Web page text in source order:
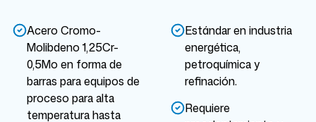
Acero Cromo-
Molibdeno 1,25Cr-
0,5Mo en forma de
barras para equipos de
proceso para alta
temperatura hasta
Estándar en industria
energética,
petroquímica y
refinación.
Requiere